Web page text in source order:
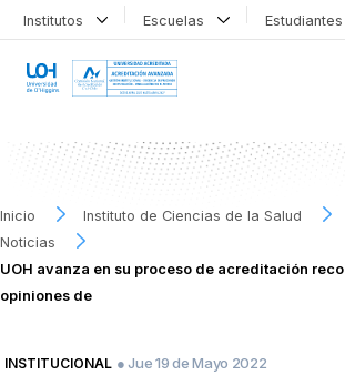
Institutos Escuelas Estudiantes
Inicio
Instituto de Ciencias de la Salud
Noticias
UOH avanza en su proceso de acreditación
opiniones de
INSTITUCIONAL ● Jue 19 de Mayo 2022